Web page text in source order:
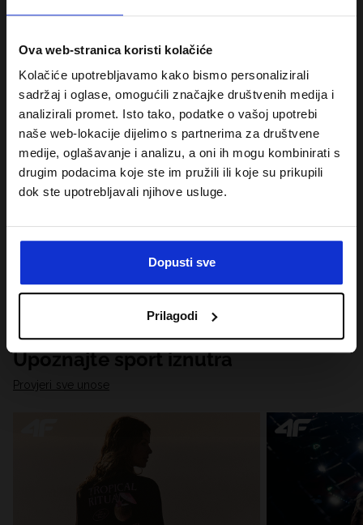
Ova web-stranica koristi kolačiće
Kolačiće upotrebljavamo kako bismo personalizirali
sadržaj i oglase, omogućili značajke društvenih medija i
analizirali promet. Isto tako, podatke o vašoj upotrebi
naše web-lokacije dijelimo s partnerima za društvene
medije, oglašavanje i analizu, a oni ih mogu kombinirati s
drugim podacima koje ste im pružili ili koje su prikupili
dok ste upotrebljavali njihove usluge.
Dopusti sve
Prilagodi
Upoznajte sport iznutra
Provjeri sve unose